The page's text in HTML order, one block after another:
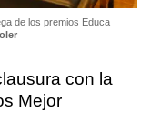
de los premios Educa
con la
Mejor